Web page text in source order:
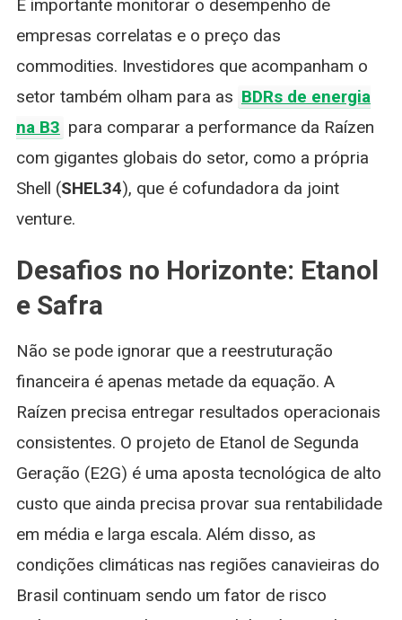
É importante monitorar o desempenho de
empresas correlatas e o preço das
commodities. Investidores que acompanham o
setor também olham para as BDRs de energia
na B3 para comparar a performance da Raízen
com gigantes globais do setor, como a própria
Shell (SHEL34), que é cofundadora da joint
venture.
Desafios no Horizonte: Etanol
e Safra
Não se pode ignorar que a reestruturação
financeira é apenas metade da equação. A
Raízen precisa entregar resultados operacionais
consistentes. O projeto de Etanol de Segunda
Geração (E2G) é uma aposta tecnológica de alto
custo que ainda precisa provar sua rentabilidade
em média e larga escala. Além disso, as
condições climáticas nas regiões canavieiras do
Brasil continuam sendo um fator de risco